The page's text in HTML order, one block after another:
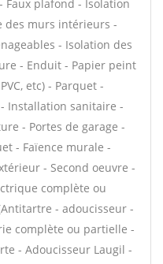
Faux plafond - Isolation
des murs intérieurs -
- Isolation des
- Enduit - Papier peint
etc) - Parquet -
Installation sanitaire -
- Portes de garage -
- Faïence murale -
- Second oeuvre -
complète ou
- adoucisseur -
complète ou partielle -
- Adoucisseur Laugil -